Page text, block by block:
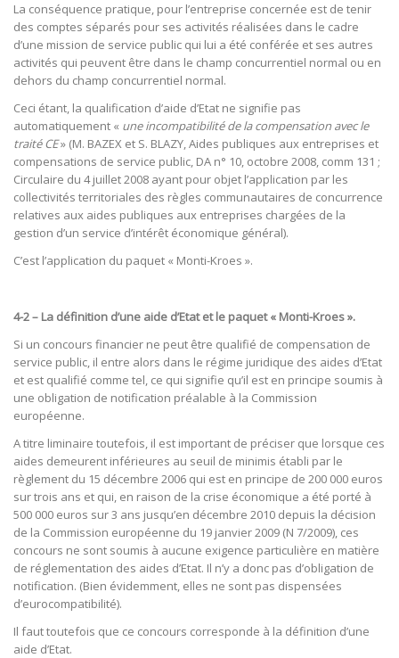
La conséquence pratique, pour l’entreprise concernée est de tenir
des comptes séparés pour ses activités réalisées dans le cadre
d’une mission de service public qui lui a été conférée et ses autres
activités qui peuvent être dans le champ concurrentiel normal ou en
dehors du champ concurrentiel normal.
Ceci étant, la qualification d’aide d’Etat ne signifie pas
automatiquement « une incompatibilité de la compensation avec le
traité CE» (M. BAZEX et S. BLAZY, Aides publiques aux entreprises et
compensations de service public, DA n° 10, octobre 2008, comm 131 ;
Circulaire du 4 juillet 2008 ayant pour objet l’application par les
collectivités territoriales des règles communautaires de concurrence
relatives aux aides publiques aux entreprises chargées de la
gestion d’un service d’intérêt économique général).
C’est l’application du paquet « Monti-Kroes ».
4-2 – La définition d’une aide d’Etat et le paquet « Monti-Kroes ».
Si un concours financier ne peut être qualifié de compensation de
service public, il entre alors dans le régime juridique des aides d’Etat
et est qualifié comme tel, ce qui signifie qu’il est en principe soumis à
une obligation de notification préalable à la Commission
européenne.
A titre liminaire toutefois, il est important de préciser que lorsque ces
aides demeurent inférieures au seuil de minimis établi par le
règlement du 15 décembre 2006 qui est en principe de 200 000 euros
sur trois ans et qui, en raison de la crise économique a été porté à
500 000 euros sur 3 ans jusqu’en décembre 2010 depuis la décision
de la Commission européenne du 19 janvier 2009 (N 7/2009), ces
concours ne sont soumis à aucune exigence particulière en matière
de réglementation des aides d’Etat. Il n’y a donc pas d’obligation de
notification. (Bien évidemment, elles ne sont pas dispensées
d’eurocompatibilité).
Il faut toutefois que ce concours corresponde à la définition d’une
aide d’Etat.